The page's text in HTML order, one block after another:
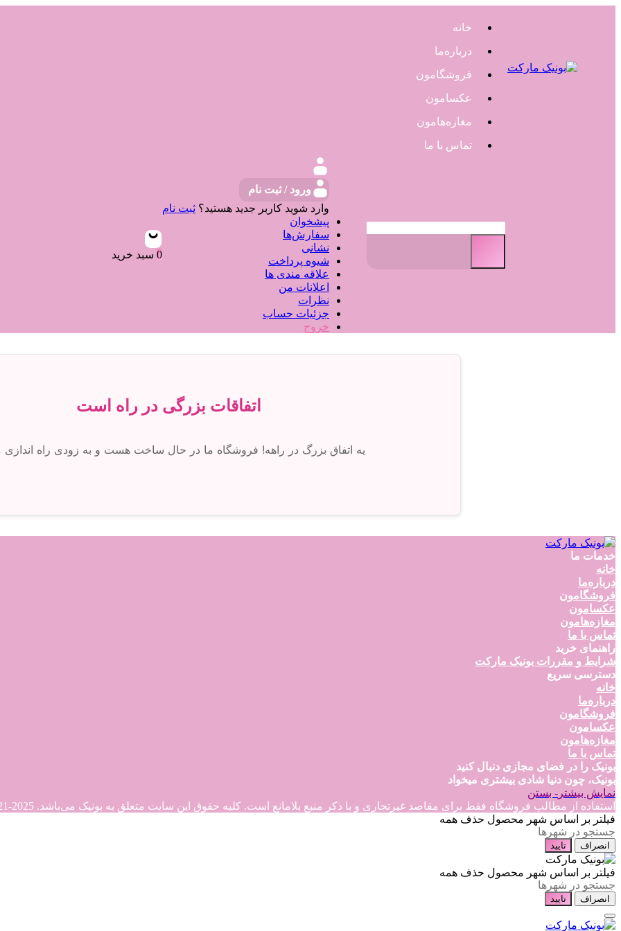
خانه
درباره‌ما
فروشگامون
عکسامون
مغازه‌هامون
تماس با ما
ورود / ثبت نام
وارد شوید کاربر جدید هستید؟ ثبت نام
پیشخوان
سفارش‌ها
نشانی
شیوه پرداخت
علاقه مندی ها
اعلانات من
نظرات
جزئیات حساب
خروج
0 سبد خرید
اتفاقات بزرگی در راه است
یه اتفاق بزرگ در راهه! فروشگاه ما در حال ساخت هست و به زودی راه اندازی
خدمات ما
خانه
درباره‌ما
فروشگامون
عکسامون
مغازه‌هامون
تماس با ما
راهنمای خرید
شرایط و مقررات بونیک مارکت
دسترسی سریع
خانه
درباره‌ما
فروشگامون
عکسامون
مغازه‌هامون
تماس با ما
بونیک را در فضای مجازی دنبال کنید
بونیک، چون دنیا شادی بیشتری میخواد
نمایش بیشتر - بستن
استفاده از مطالب فروشگاه فقط برای مقاصد غیرتجاری و با ذکر منبع بلامانع است. کلیه حقوق این سایت متعلق به بونیک می‌باشد. Copyright © 2021-2025 2025
فیلتر بر اساس شهر محصول حذف همه
انصراف تایید
فیلتر بر اساس شهر محصول حذف همه
انصراف تایید